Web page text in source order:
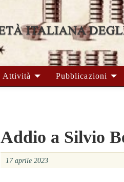
Attività Pubblicazioni
Addio a Silvio
17 aprile 2023